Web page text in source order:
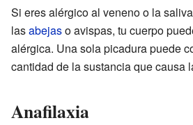
Si eres alérgico al veneno o la
lasabejaso avispas, tu cuerpo
alérgica. Una sola picadura puede
cantidad de la sustancia que causa
Anafilaxia